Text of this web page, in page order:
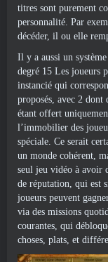
titres sont purement
personnalité. Par
décéder, il ou elle
Il y a aussi un
degré 15 Les joueurs
instancié qui
proposés, avec 2 dont
étant offert
l’immobilier des
spéciale. Ce serait
un monde cohérent,
seul jeu vidéo à avoir
de réputation, qui est
joueurs peuvent
via des missions
courantes, qui
choses, plats, et